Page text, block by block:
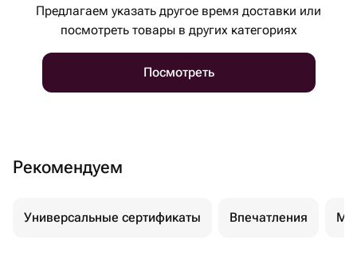
Предлагаем указать другое время доставки или
посмотреть товары в других категориях
Посмотреть
Рекомендуем
Универсальные сертификаты Впечатления